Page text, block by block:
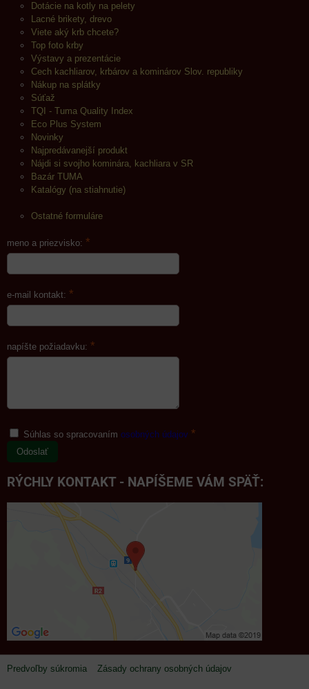
Dotácie na kotly na pelety
Lacné brikety, drevo
Viete aký krb chcete?
Top foto krby
Výstavy a prezentácie
Cech kachliarov, krbárov a kominárov Slov. republiky
Nákup na splátky
Súťaž
TQI - Tuma Quality Index
Eco Plus System
Novinky
Najpredávanejší produkt
Nájdi si svojho kominára, kachliara v SR
Bazár TUMA
Katalógy (na stiahnutie)
Ostatné formuláre
meno a priezvisko: *
e-mail kontakt: *
napíšte požiadavku: *
Súhlas so spracovaním osobných údajov *
Odoslať
RÝCHLY KONTAKT - NAPÍŠEME VÁM SPÄŤ:
Predvoľby súkromia Zásady ochrany osobných údajov